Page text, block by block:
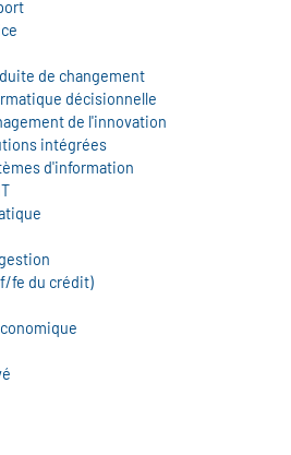
de changement
décisionnelle
de l'innovation
intégrées
d'information
fe du crédit)